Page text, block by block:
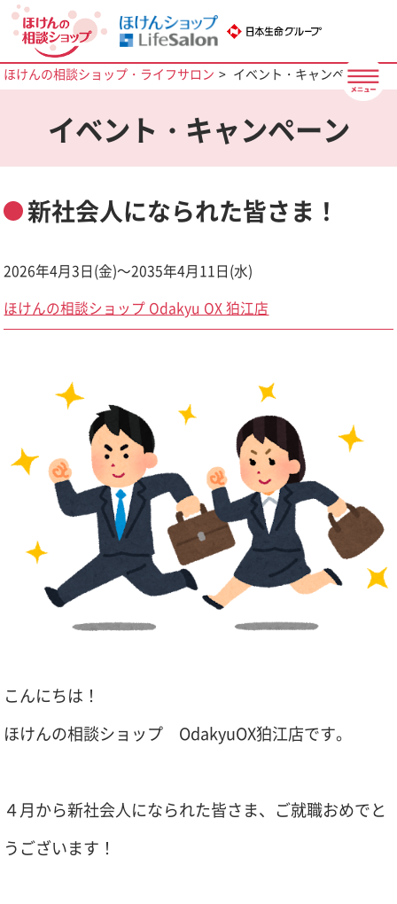
ほけんの相談ショップ・ライフサロン イベント・キャンペーン
イベント・キャンペーン
新社会人になられた皆さま！
2026年4月3日(金)～2035年4月11日(水)
ほけんの相談ショップ Odakyu OX 狛江店
こんにちは！
ほけんの相談ショップ OdakyuOX狛江店です。
４月から新社会人になられた皆さま、ご就職おめでと
うございます！